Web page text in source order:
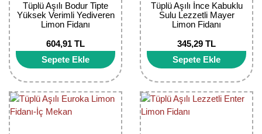
Tüplü Aşılı Bodur Tipte
Yüksek Verimli Yediveren
Limon Fidanı
604,91 TL
Sepete Ekle
Tüplü Aşılı İnce Kabuklu
Sulu Lezzetli Mayer
Limon Fidanı
345,29 TL
Sepete Ekle